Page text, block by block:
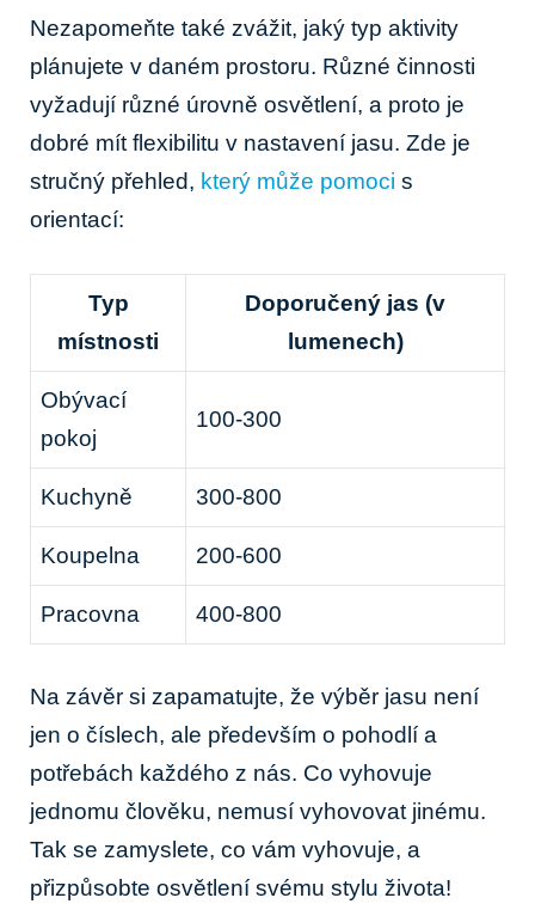
Nezapomeňte‍ také zvážit, jaký typ aktivity
plánujete v‍ daném prostoru.⁣ Různé činnosti
vyžadují různé‌ úrovně osvětlení,⁣ a proto je
dobré mít flexibilitu v⁢ nastavení jasu. Zde je‌
stručný ‌přehled, který může pomoci s
orientací:
Typ
místnosti
Doporučený jas⁢ (v
lumenech)
Obývací
pokoj
100-300
Kuchyně 300-800
Koupelna 200-600
Pracovna 400-800
Na závěr si zapamatujte, že výběr jasu není
jen o ⁢číslech, ale především o pohodlí a
potřebách každého‌ z nás. Co vyhovuje
jednomu člověku, nemusí​ vyhovovat ⁢jinému.
Tak se zamyslete, co vám​ vyhovuje,‌ a
přizpůsobte ⁤osvětlení ⁤svému⁢ stylu⁤ života!